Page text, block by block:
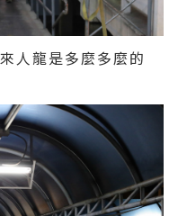
人龍是多麼多麼的